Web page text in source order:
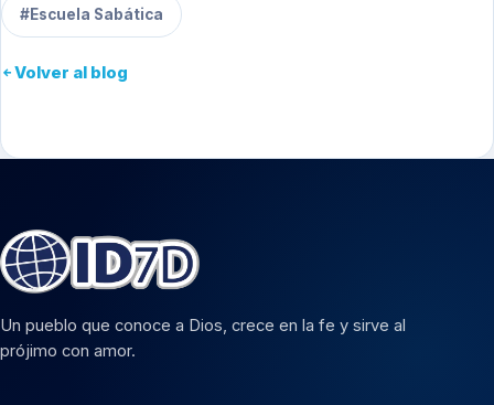
#Escuela Sabática
Volver al blog
Un pueblo que conoce a Dios, crece en la fe y sirve al
prójimo con amor.